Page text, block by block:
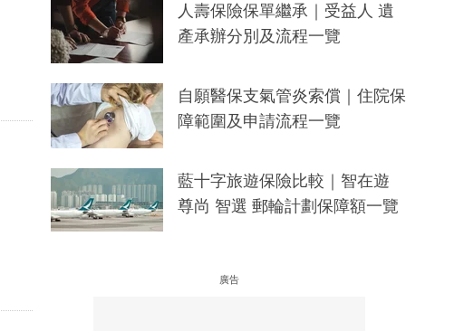
人壽保險保單繼承｜受益人 遺
產承辦分別及流程一覽
自願醫保支氣管炎索償｜住院保
障範圍及申請流程一覽
藍十字旅遊保險比較｜智在遊
尊尚 智選 郵輪計劃保障額一覽
廣告